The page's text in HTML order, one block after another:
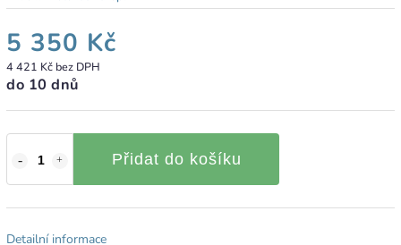
5 350 Kč
4 421 Kč bez DPH
do 10 dnů
Přidat do košíku
Detailní informace